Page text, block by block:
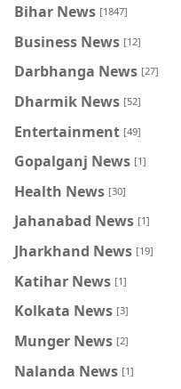
Bihar News [1847]
Business News [12]
Darbhanga News [27]
Dharmik News [52]
Entertainment [49]
Gopalganj News [1]
Health News [30]
Jahanabad News [1]
Jharkhand News [19]
Katihar News [1]
Kolkata News [3]
Munger News [2]
Nalanda News [1]